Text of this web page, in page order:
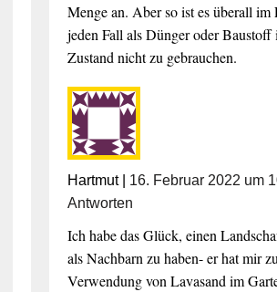
Menge an. Aber so ist es überall
jeden Fall als Dünger oder Baustoff
Zustand nicht zu gebrauchen.
Hartmut| 16. Februar 2022 um
Antworten
Ich habe das Glück, einen
als Nachbarn zu haben- er hat mir
Verwendung von Lavasand im